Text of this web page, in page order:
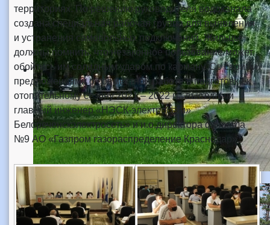
территориях. По решению руководителя водоканала
создана специальная рабочая группа для выявления
и устранения самовольных подключений. Жильцы
должны помнить, что незаконное пользование может
обойтись им солидным ударом по карману. Со своими
предложениями о совместной работе в подготовке к
отопительному сезону 2021 – 2022 гг., выступили
главный инженер «НЭСК-электросети»
Белореченскэлектросеть» и и.о.директора филиала
№9 АО «Газпром газораспределение Краснодар».